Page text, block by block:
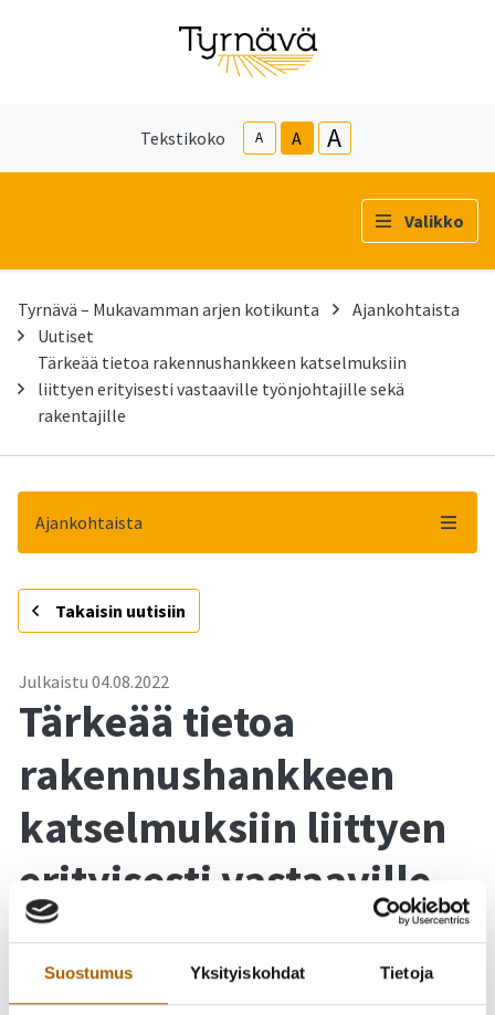
Suostumus Yksityiskohdat Tietoja
Tekstikoko A A A
Valikko
Tyrnävä – Mukavamman arjen kotikunta
Ajankohtaista
Uutiset
Tärkeää tietoa rakennushankkeen katselmuksiin
liittyen erityisesti vastaaville työnjohtajille sekä
rakentajille
Ajankohtaista
- Takaisin uutisiin
Julkaistu 04.08.2022
Tärkeää tietoa
rakennushankkeen
katselmuksiin liittyen
erityisesti vastaaville
työnjohtajille sekä
rakentajille